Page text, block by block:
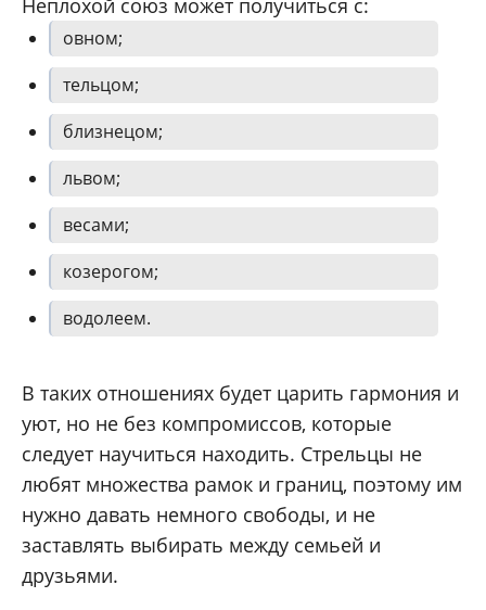
Неплохой союз может получиться с:
овном;
тельцом;
близнецом;
львом;
весами;
козерогом;
водолеем.
В таких отношениях будет царить гармония и
уют, но не без компромиссов, которые
следует научиться находить. Стрельцы не
любят множества рамок и границ, поэтому им
нужно давать немного свободы, и не
заставлять выбирать между семьей и
друзьями.